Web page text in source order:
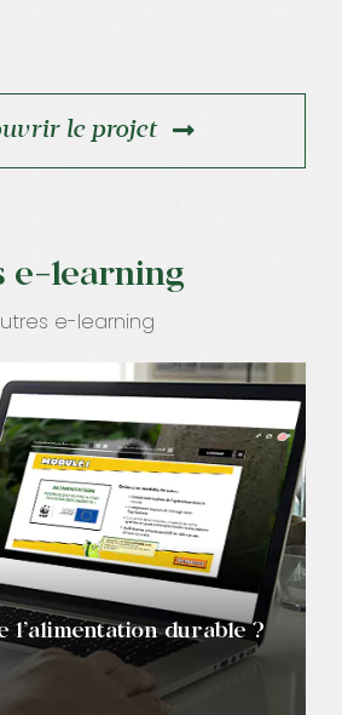
le projet
e-learning
e-learning
l’alimentation durable ?